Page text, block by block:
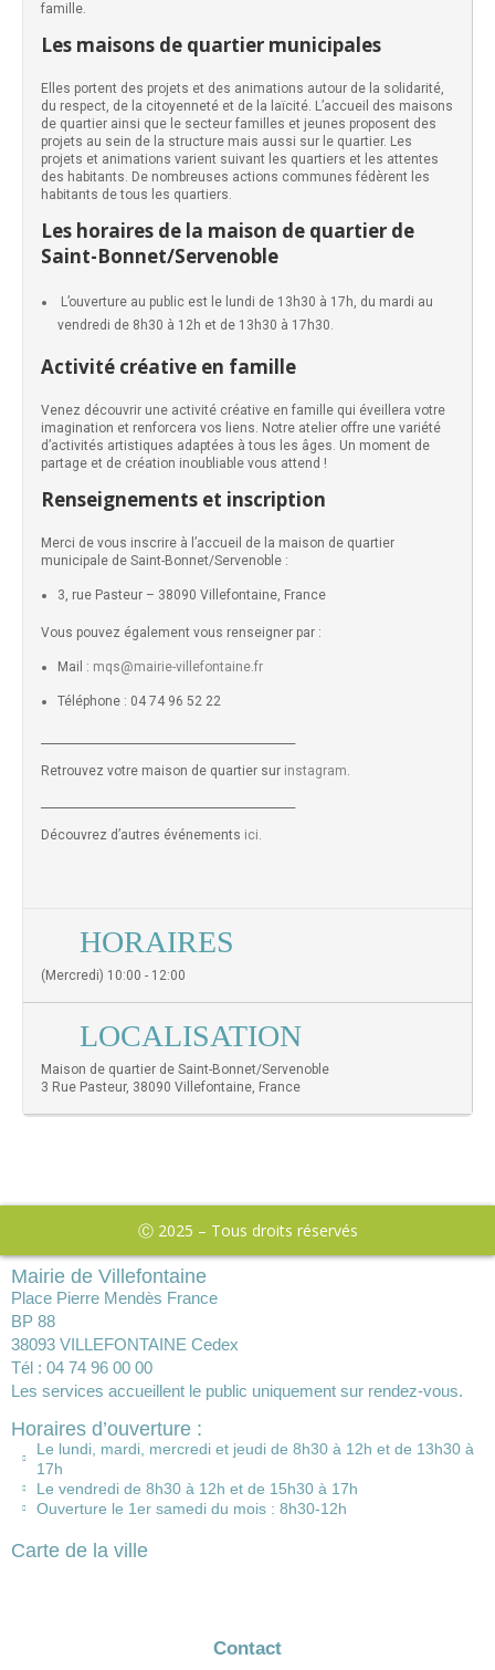
famille.
Les maisons de quartier municipales
Elles portent des projets et des animations autour de la solidarité,
du respect, de la citoyenneté et de la laïcité. L’accueil des maisons
de quartier ainsi que le secteur familles et jeunes proposent des
projets au sein de la structure mais aussi sur le quartier. Les
projets et animations varient suivant les quartiers et les attentes
des habitants. De nombreuses actions communes fédèrent les
habitants de tous les quartiers.
Les horaires de la maison de quartier de
Saint-Bonnet/Servenoble
L’ouverture au public est le lundi de 13h30 à 17h, du mardi au
vendredi de 8h30 à 12h et de 13h30 à 17h30.
Activité créative en famille
Venez découvrir une activité créative en famille qui éveillera votre
imagination et renforcera vos liens. Notre atelier offre une variété
d’activités artistiques adaptées à tous les âges. Un moment de
partage et de création inoubliable vous attend !
Renseignements et inscription
Merci de vous inscrire à l’accueil de la maison de quartier
municipale de Saint-Bonnet/Servenoble :
3, rue Pasteur – 38090 Villefontaine, France
Vous pouvez également vous renseigner par :
Mail : mqs@mairie-villefontaine.fr
Téléphone : 04 74 96 52 22
Retrouvez votre maison de quartier sur instagram.
Découvrez d’autres événements ici.
HORAIRES
(Mercredi) 10:00 - 12:00
LOCALISATION
Maison de quartier de Saint-Bonnet/Servenoble
3 Rue Pasteur, 38090 Villefontaine, France
Ⓒ 2025 – Tous droits réservés
Mairie de Villefontaine
Place Pierre Mendès France
BP 88
38093 VILLEFONTAINE Cedex
Tél : 04 74 96 00 00
Les services accueillent le public uniquement sur rendez-vous.
Horaires d’ouverture :
Le lundi, mardi, mercredi et jeudi de 8h30 à 12h et de 13h30 à
17h
Le vendredi de 8h30 à 12h et de 15h30 à 17h
Ouverture le 1er samedi du mois : 8h30-12h
Carte de la ville
Contact